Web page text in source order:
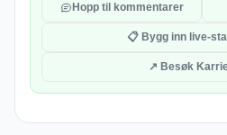
Hopp til kommentarer
📋 Bygg inn live-
↗ Besøk